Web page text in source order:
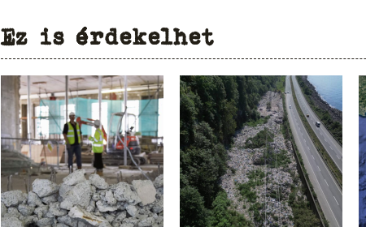
Ez is érdekelhet